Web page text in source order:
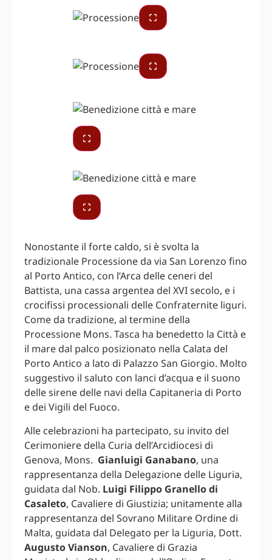
Nonostante il forte caldo, si è svolta la
tradizionale Processione da via San Lorenzo fino
al Porto Antico, con l’Arca delle ceneri del
Battista, una cassa argentea del XVI secolo, e i
crocifissi processionali delle Confraternite liguri.
Come da tradizione, al termine della
Processione Mons. Tasca ha benedetto la Città e
il mare dal palco posizionato nella Calata del
Porto Antico a lato di Palazzo San Giorgio. Molto
suggestivo il saluto con lanci d’acqua e il suono
delle sirene delle navi della Capitaneria di Porto
e dei Vigili del Fuoco.
Alle celebrazioni ha partecipato, su invito del
Cerimoniere della Curia dell’Arcidiocesi di
Genova, Mons. Gianluigi Ganabano, una
rappresentanza della Delegazione delle Liguria,
guidata dal Nob. Luigi Filippo Granello di
Casaleto, Cavaliere di Giustizia; unitamente alla
rappresentanza del Sovrano Militare Ordine di
Malta, guidata dal Delegato per la Liguria, Dott.
Augusto Vianson, Cavaliere di Grazia